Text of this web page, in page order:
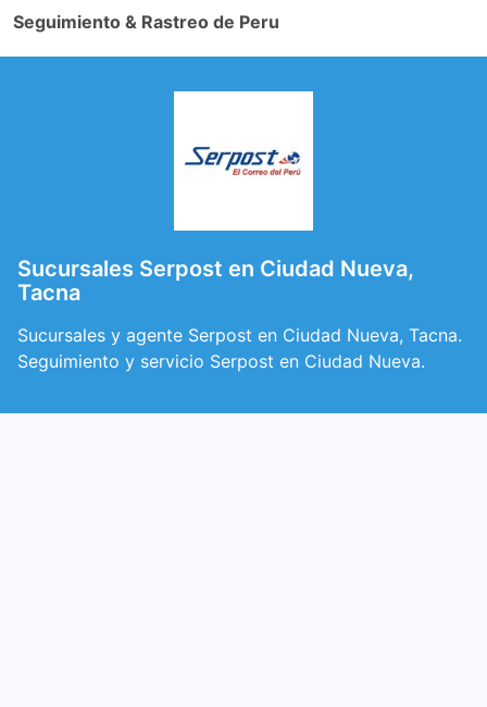
Seguimiento & Rastreo de Peru
Sucursales Serpost en Ciudad Nueva,
Tacna
Sucursales y agente Serpost en Ciudad Nueva, Tacna.
Seguimiento y servicio Serpost en Ciudad Nueva.